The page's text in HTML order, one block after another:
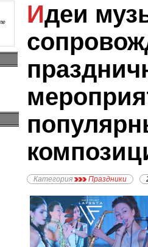
Идеи музыкального
Категория Праздники